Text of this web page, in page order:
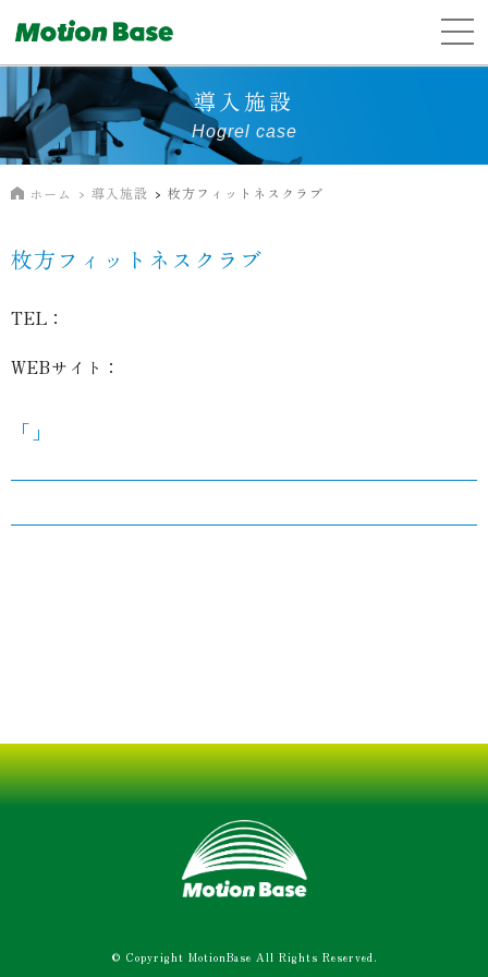
導入施設
Hogrel case
ホーム 導入施設 枚方フィットネスクラブ
枚方フィットネスクラブ
TEL：
WEBサイト：
「」
© Copyright MotionBase All Rights Reserved.